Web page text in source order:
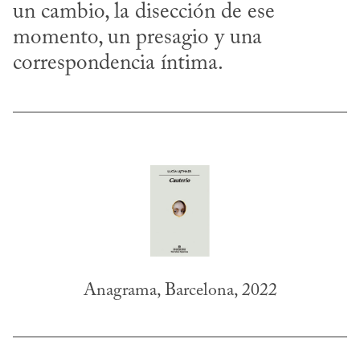
un cambio, la disección de ese
momento, un presagio y una
correspondencia íntima.
Anagrama, Barcelona, 2022